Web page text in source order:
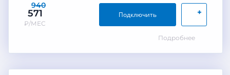
940
571
₽/МЕС
+
Подключить
Подробнее